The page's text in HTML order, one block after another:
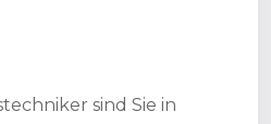
sind Sie in